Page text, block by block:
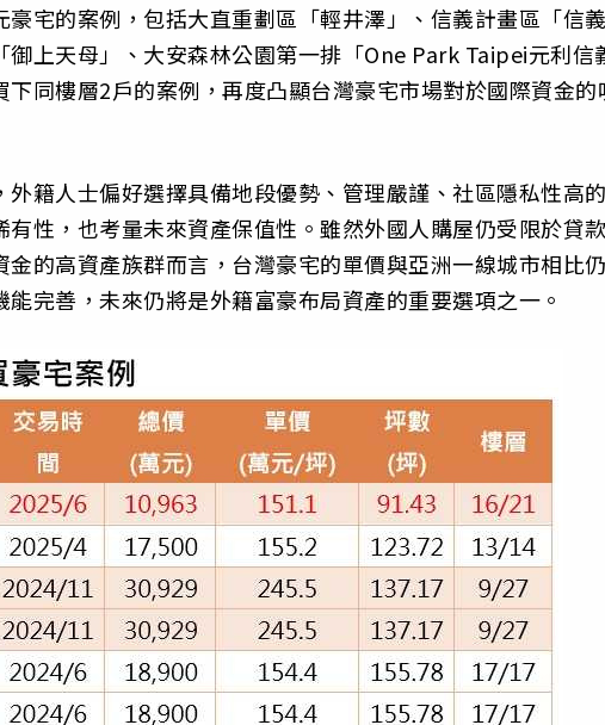
宅的案例，包括大直重劃區「輕井澤」、信義計畫區「信
上天母」、大安森林公園第一排「One Park Taipei元利信
同樓層2戶的案例，再度凸顯台灣豪宅市場對於國際資金的
籍人士偏好選擇具備地段優勢、管理嚴謹、社區隱私性高
性，也考量未來資產保值性。雖然外國人購屋仍受限於貸
的高資產族群而言，台灣豪宅的單價與亞洲一線城市相比
完善，未來仍將是外籍富豪布局資產的重要選項之一。